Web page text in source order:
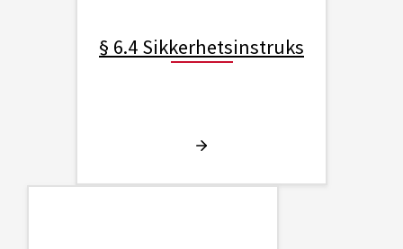
§ 6.4 Sikkerhetsinstruks